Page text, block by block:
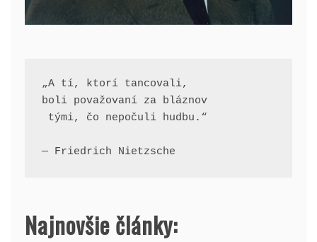
„A tí, ktorí tancovali,
boli považovaní za bláznov
tými, čo nepočuli hudbu.“
— Friedrich Nietzsche
Najnovšie články: